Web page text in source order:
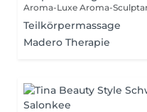
Teilkörpermassage
Madero Therapie